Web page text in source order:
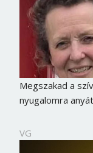
Megszakad a
nyugalomra
VG